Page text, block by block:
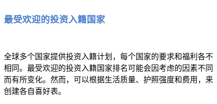
最受欢迎的投资入籍国家
全球多个国家提供投资入籍计划，每个国家的要求和福利各不
相同。最受欢迎的投资入籍国家排名可能会因考虑的因素不同
而有所变化。然而，可以根据生活质量、护照强度和费用，来
创建各自喜好表。